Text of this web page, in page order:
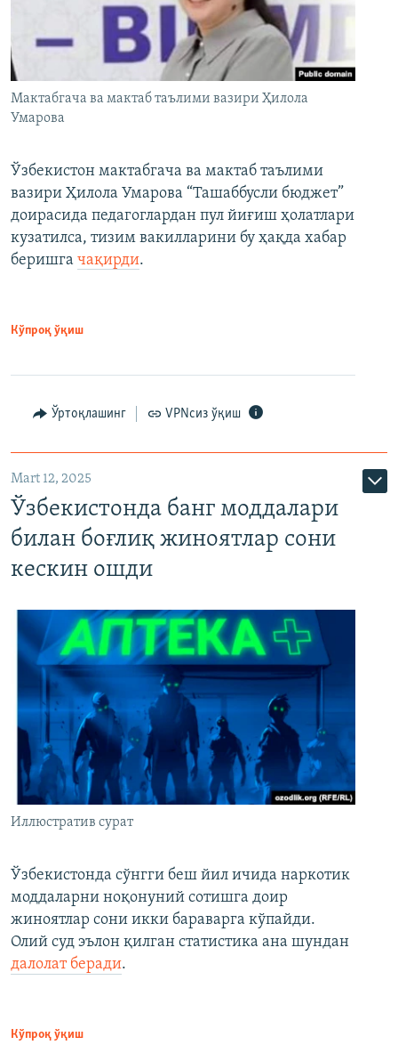
Мактабгача ва мактаб таълими вазири Ҳилола
Умарова
Ўзбекистон мактабгача ва мактаб таълими
вазири Ҳилола Умарова “Ташаббусли бюджет”
доирасида педагоглардан пул йиғиш ҳолатлари
кузатилса, тизим вакилларини бу ҳақда хабар
беришга чақирди.
Кўпроқ ўқиш
Ўртоқлашинг VPNсиз ўқиш
Mart 12, 2025
Ўзбекистонда банг моддалари
билан боғлиқ жиноятлар сони
кескин ошди
Иллюстратив сурат
Ўзбекистонда сўнгги беш йил ичида наркотик
моддаларни ноқонуний сотишга доир
жиноятлар сони икки бараварга кўпайди.
Олий суд эълон қилган статистика ана шундан
далолат беради.
Кўпроқ ўқиш